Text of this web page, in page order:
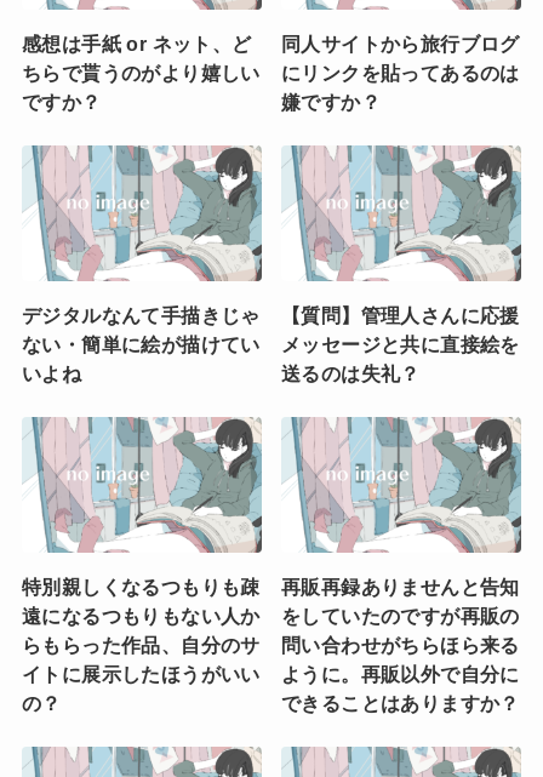
感想は手紙 or ネット、ど
ちらで貰うのがより嬉しい
ですか？
同人サイトから旅行ブログ
にリンクを貼ってあるのは
嫌ですか？
デジタルなんて手描きじゃ
ない・簡単に絵が描けてい
いよね
【質問】管理人さんに応援
メッセージと共に直接絵を
送るのは失礼？
特別親しくなるつもりも疎
遠になるつもりもない人か
らもらった作品、自分のサ
イトに展示したほうがいい
の？
再販再録ありませんと告知
をしていたのですが再販の
問い合わせがちらほら来る
ように。再販以外で自分に
できることはありますか？